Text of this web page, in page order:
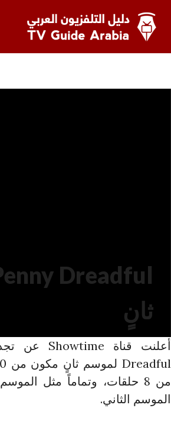
دليل التلفزيون العربي
ثانٍ
الموسم الثاني.